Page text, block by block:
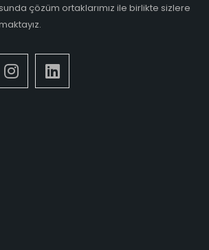
çözüm ortaklarımız ile birlikte sizlere